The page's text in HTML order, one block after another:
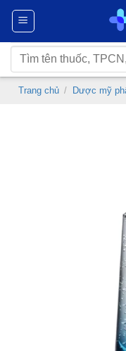
Chuyển
nội
dung
Tìm
kiếm:
Trang chủ / Dược mỹ